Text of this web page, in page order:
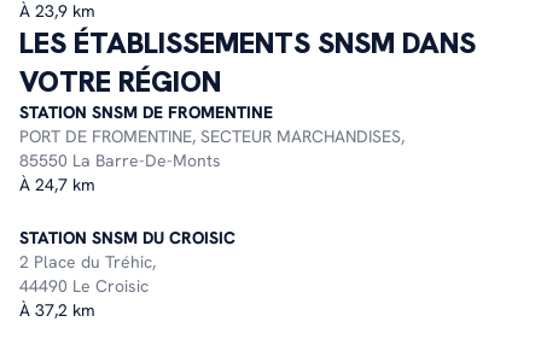
À 23,9 km
LES ÉTABLISSEMENTS SNSM DANS
VOTRE RÉGION
STATION SNSM DE FROMENTINE
PORT DE FROMENTINE, SECTEUR MARCHANDISES,
85550 La Barre-De-Monts
À 24,7 km
STATION SNSM DU CROISIC
2 Place du Tréhic,
44490 Le Croisic
À 37,2 km